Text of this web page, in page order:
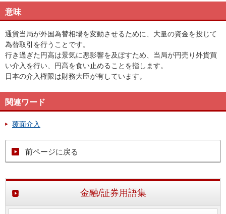
意味
通貨当局が外国為替相場を変動させるために、大量の資金を投じて
為替取引を行うことです。
行き過ぎた円高は景気に悪影響を及ぼすため、当局が円売り外貨買
い介入を行い、円高を食い止めることを指します。
日本の介入権限は財務大臣が有しています。
関連ワード
覆面介入
前ページに戻る
金融/証券用語集